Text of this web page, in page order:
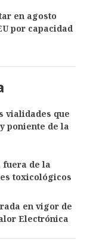
en agosto
por capacidad
vialidades que
poniente de la
fuera de la
toxicológicos
en vigor de
Electrónica